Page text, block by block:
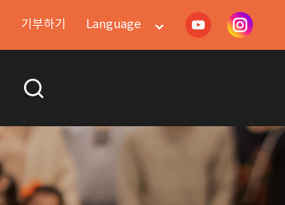
기부하기 Language